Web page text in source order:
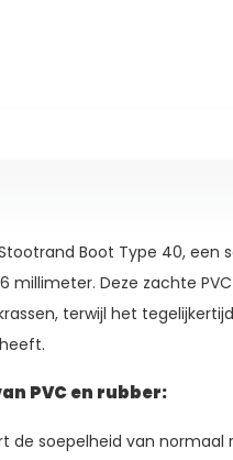
Boot Type 40, een
millimeter. Deze zachte
terwijl het
PVC en rubber:
de soepelheid van